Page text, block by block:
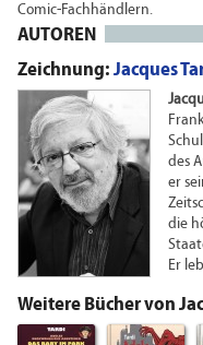
Comic-Fachhändlern.
AUTOREN
Zeichnung: Jacques
des
er
die
Er
Weitere Bücher von